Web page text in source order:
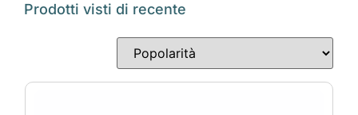
Prodotti visti di recente